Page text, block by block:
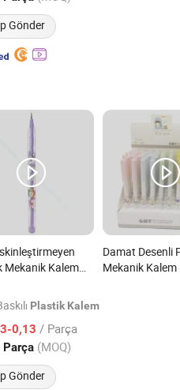
Gönder
Mekanik Kalem
Damat Desenli
Mekanik Kalem
Plastik Kalem
0,13 / Parça
(MOQ)
Gönder
Imp. & Exp. Co., Ltd.
Fiyat 2019